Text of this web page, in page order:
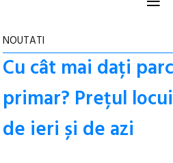
NOUTATI
Cu cât mai dați
primar? Prețul
de ieri și de azi